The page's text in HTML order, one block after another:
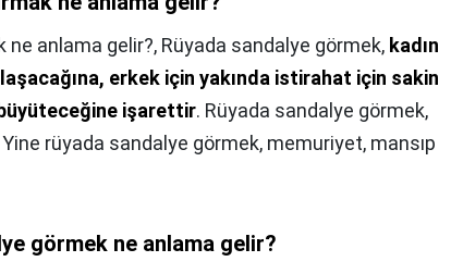
ne anlama gelir?, Rüyada sandalye görmek, kadın
erkek için yakında istirahat için sakin
işarettir. Rüyada sandalye görmek,
rüyada sandalye görmek, memuriyet, mansıp
görmek ne anlama gelir?